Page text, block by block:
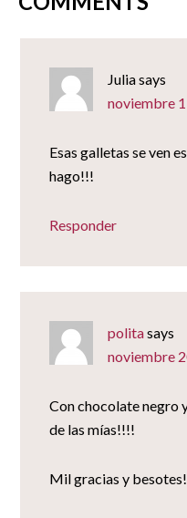
Juliasays
noviembre
Esas galletas se ven
hago!!!
Responder
politasays
noviembre
Con chocolate negro
de las mías!!!!
Mil gracias y